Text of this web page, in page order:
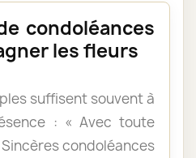
condoléances
les fleurs
suffisent souvent à
: « Avec toute
condoléances